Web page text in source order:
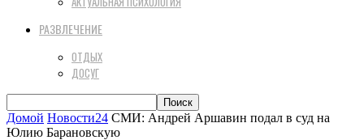
РАЗВЛЕЧЕНИЕ
ОТДЫХ
ДОСУГ
Домой Новости24 СМИ: Андрей Аршавин подал в суд на
Юлию Барановскую